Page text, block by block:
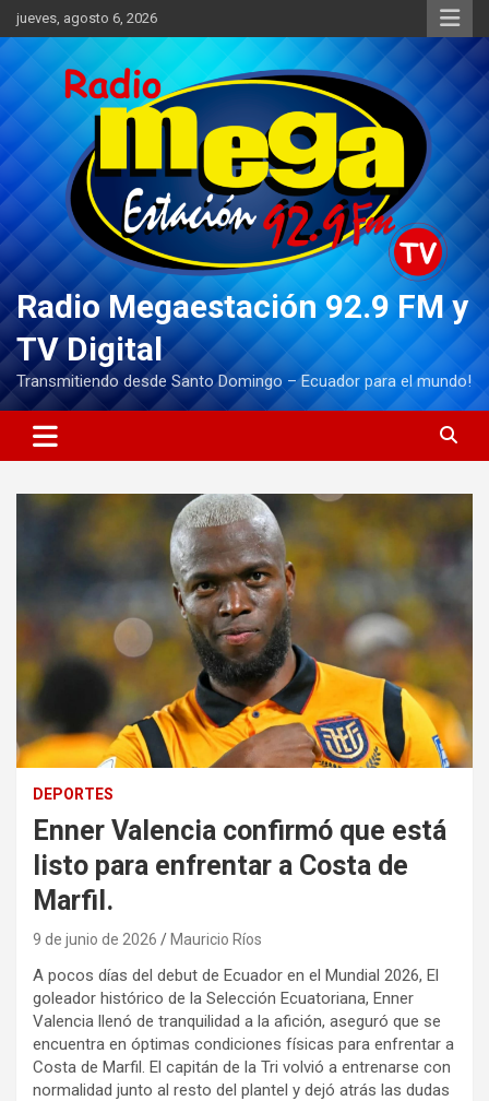
Saltar
al
contenido
jueves, agosto 6, 2026
Radio Megaestación 92.9 FM y
TV Digital
Transmitiendo desde Santo Domingo – Ecuador para el mundo!
DEPORTES
Enner Valencia confirmó que está
listo para enfrentar a Costa de
Marfil.
9 de junio de 2026 Mauricio Ríos
A pocos días del debut de Ecuador en el Mundial 2026, El
goleador histórico de la Selección Ecuatoriana, Enner
Valencia llenó de tranquilidad a la afición, aseguró que se
encuentra en óptimas condiciones físicas para enfrentar a
Costa de Marfil. El capitán de la Tri volvió a entrenarse con
normalidad junto al resto del plantel y dejó atrás las dudas